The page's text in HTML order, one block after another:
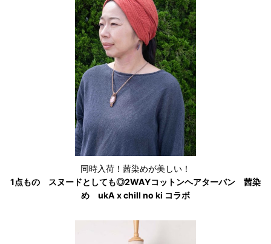
同時入荷！茜染めが美しい！
1点もの スヌードとしても◎2WAYコットンヘアターバン 茜染
め ukA x chill no ki コラボ